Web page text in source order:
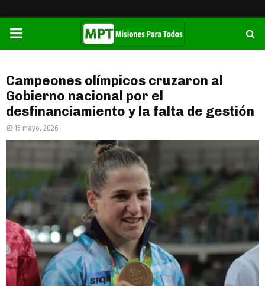
PRIMARY
Campeones olímpicos cruzaron al
Gobierno nacional por el
desfinanciamiento y la falta de gestión
15 mayo, 2026